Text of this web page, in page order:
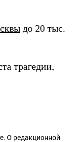
до 20 тыс.
трагедии,
О редакционной